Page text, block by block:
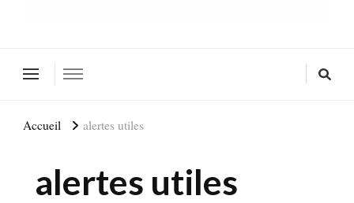
Accueil alertes utiles
alertes utiles